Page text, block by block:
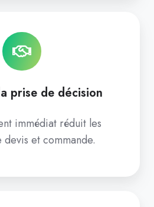
prise de décision
immédiat réduit les
et commande.